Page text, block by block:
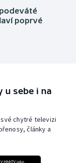
poprvé
sebe i na
své chytré televizi
články a